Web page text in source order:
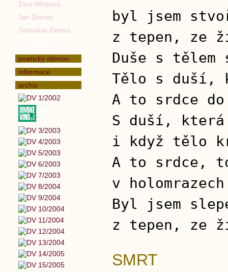
Zora Wildová
Jan Zeman
Stanislav Zeman
poetický démon
informace
archiv
byl jsem
z tepen, ze
Duše s tělem
Tělo s duší,
A to srdce
S duší,
i když tělo
A to srdce,
v
Byl jsem
z tepen, ze
SMRT